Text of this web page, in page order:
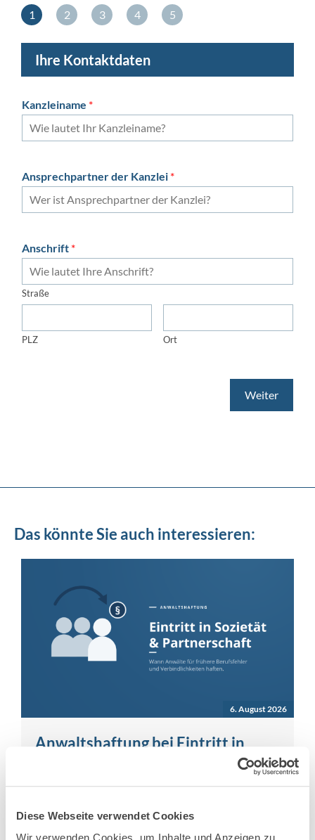
Diese Webseite verwendet Cookies
1 2 3 4 5
Ihre Kontaktdaten
Kanzleiname *
Ansprechpartner der Kanzlei *
Anschrift *
Straße
Ort
PLZ
Weiter
Das könnte Sie auch interessieren:
6. August 2026
Anwaltshaftung bei Eintritt in
Eintritt in eine Sozietät oder Partnerschaft Der
Eintritt in eine Sozietät oder